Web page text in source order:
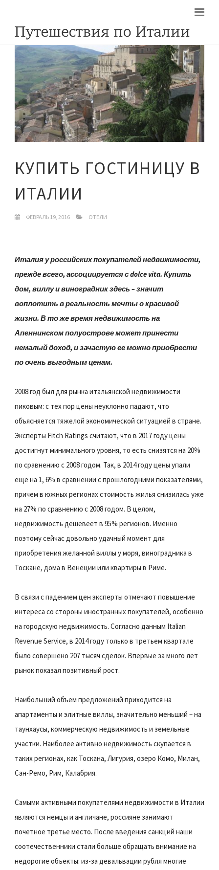
КУПИТЬ ГОСТИНИЦУ В
ИТАЛИИ
ФЕВРАЛЬ 19, 2016 ОТЕЛИ
Италия у российских покупателей недвижимости,
прежде всего, ассоциируется с dolce vita. Купить
дом, виллу и виноградник здесь – значит
воплотить в реальность мечты о красивой
жизни. В то же время недвижимость на
Апеннинском полуострове может принести
немалый доход, и зачастую ее можно приобрести
по очень выгодным ценам.
2008 год был для рынка итальянской недвижимости
пиковым: с тех пор цены неуклонно падают, что
объясняется тяжелой экономической ситуацией в стране.
Эксперты Fitch Ratings считают, что в 2017 году цены
достигнут минимального уровня, то есть снизятся на 20%
по сравнению с 2008 годом. Так, в 2014 году цены упали
еще на 1, 6% в сравнении с прошлогодними показателями,
причем в южных регионах стоимость жилья снизилась уже
на 27% по сравнению с 2008 годом. В целом,
недвижимость дешевеет в 95% регионов. Именно
поэтому сейчас довольно удачный момент для
приобретения желанной виллы у моря, виноградника в
Тоскане, дома в Венеции или квартиры в Риме.
В связи с падением цен эксперты отмечают повышение
интереса со стороны иностранных покупателей, особенно
на городскую недвижимость. Согласно данным Italian
Revenue Service, в 2014 году только в третьем квартале
было совершено 207 тысяч сделок. Впервые за много лет
рынок показал позитивный рост.
Наибольший объем предложений приходится на
апартаменты и элитные виллы, значительно меньший – на
таунхаусы, коммерческую недвижимость и земельные
участки. Наиболее активно недвижимость скупается в
таких регионах, как Тоскана, Лигурия, озеро Комо, Милан,
Сан-Ремо, Рим, Калабрия.
Самыми активными покупателями недвижимости в Италии
являются немцы и англичане, россияне занимают
почетное третье место. После введения санкций наши
соотечественники стали больше обращать внимание на
недорогие объекты: из-за девальвации рубля многие